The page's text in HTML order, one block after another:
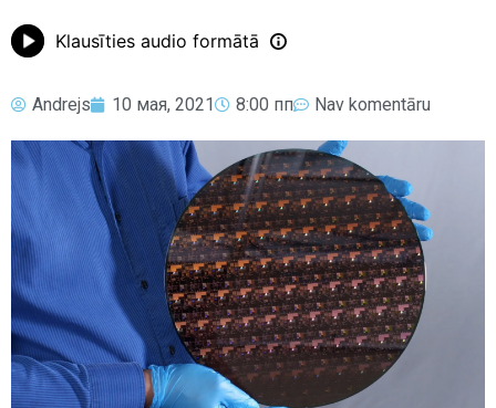
Klausīties audio formātā
Andrejs 10 мая, 2021 8:00 пп Nav komentāru